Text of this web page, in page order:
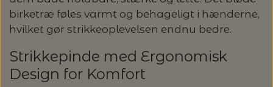
PASCUALI: NEPAL - SPAR 20%
PASCULI: SUAVE - SPAR 20%
LANG YARNS
MONDIAL
LENE HOLME SAMSØE - LEKNIT
MY FAVOURITE THINGS KNITWEAR
MASKESTOPPERE
MASKEWIRES
birketræ føles varmt og behageligt i hænderne,
hvilket gør strikkeoplevelsen endnu bedre.
Strikkepinde med Ergonomisk
Design for Komfort